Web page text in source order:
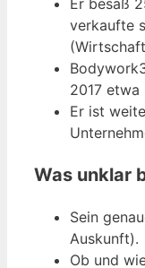
Er besaß
verkaufte
2017
Er ist
Was unklar
Sein
Auskunft).
Ob und